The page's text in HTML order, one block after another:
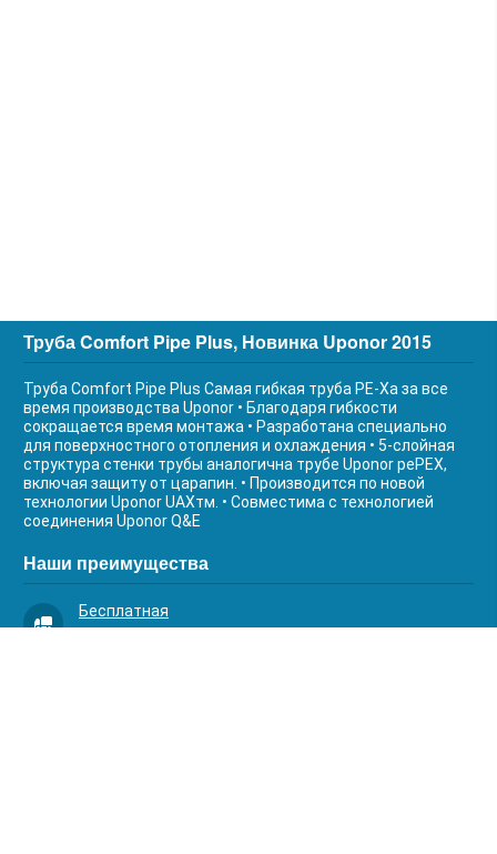
Труба Comfort Pipe Plus, Новинка Uponor 2015
Труба Comfort Pipe Plus Самая гибкая труба РЕ-Ха за все
время производства Uponor • Благодаря гибкости
сокращается время монтажа • Разработана специально
для поверхностного отопления и охлаждения • 5-слойная
структура стенки трубы аналогична трубе Uponor реPEX,
включая защиту от царапин. • Производится по новой
технологии Uponor UAXтм. • Совместима с технологией
соединения Uponor Q&E
Наши преимущества
Бесплатная
доставка